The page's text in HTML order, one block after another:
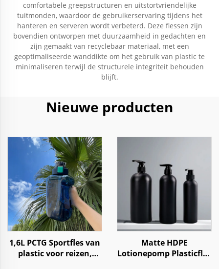
comfortabele greepstructuren en uitstortvriendelijke
tuitmonden, waardoor de gebruikerservaring tijdens het
hanteren en serveren wordt verbeterd. Deze flessen zijn
bovendien ontworpen met duurzaamheid in gedachten en
zijn gemaakt van recyclebaar materiaal, met een
geoptimaliseerde wanddikte om het gebruik van plastic te
minimaliseren terwijl de structurele integriteit behouden
blijft.
Nieuwe producten
1,6L PCTG Sportfles van
plastic voor reizen,
Matte HDPE
Lotionepomp Plasticfles